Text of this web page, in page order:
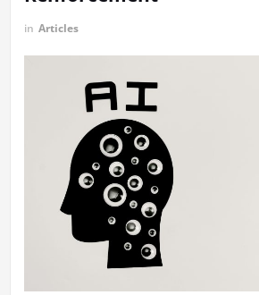
in Articles